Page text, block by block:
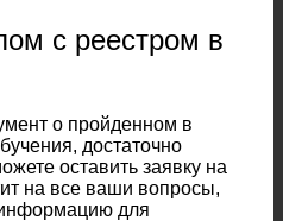
с реестром в
о пройденном в
достаточно
оставить заявку на
на все ваши вопросы,
для